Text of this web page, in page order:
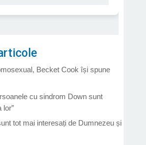
Becket Cook își spune
cu sindrom Down sunt
lor”
tot mai interesați de Dumnezeu și